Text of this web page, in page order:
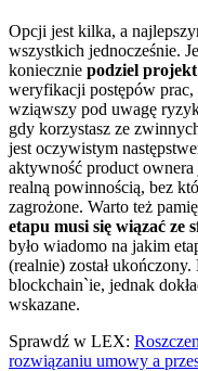
Opcji jest kilka, a
wszystkich jednocześnie.
koniecznie podziel
weryfikacji postępów prac,
wziąwszy pod uwagę
gdy korzystasz ze
jest oczywistym
aktywność product
realną powinnością, bez
zagrożone. Warto też
etapu musi się wiązać ze
było wiadomo na jakim
(realnie) został
blockchain`ie, jednak
wskazane.
Sprawdź w LEX:
rozwiązaniu umowy a